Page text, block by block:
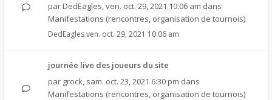
par DedEagles,ven. oct. 29, 2021 10:06 am dans
Manifestations (rencontres, organisation de tournois)
DedEaglesven. oct. 29, 2021 10:06 am
journée live des joueurs du site
par grock, sam. oct. 23, 2021 6:30 pm dans
Manifestations (rencontres, organisation de tournois)